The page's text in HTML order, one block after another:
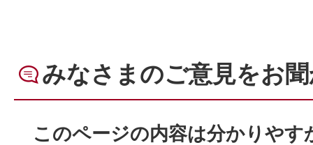
みなさまのご意見をお
このページの内容は分かりやす